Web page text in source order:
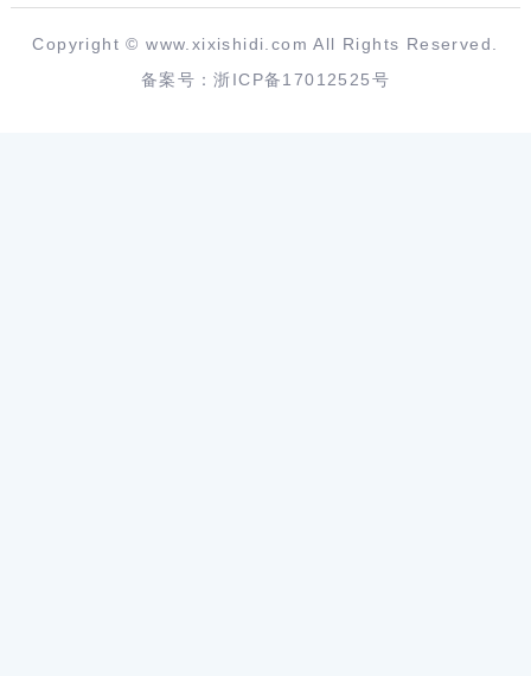
Copyright ©www.xixishidi.com All Rights Reserved.
备案号：浙ICP备17012525号